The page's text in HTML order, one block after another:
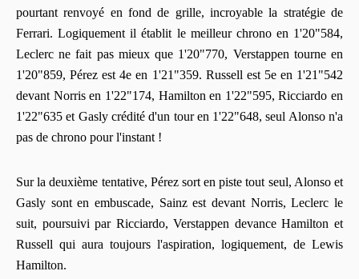
pourtant renvoyé en fond de grille, incroyable la stratégie de
Ferrari. Logiquement il établit le meilleur chrono en 1'20"584,
Leclerc ne fait pas mieux que 1'20"770, Verstappen tourne en
1'20"859, Pérez est 4e en 1'21"359. Russell est 5e en 1'21"542
devant Norris en 1'22"174, Hamilton en 1'22"595, Ricciardo en
1'22"635 et Gasly crédité d'un tour en 1'22"648, seul Alonso n'a
pas de chrono pour l'instant !
Sur la deuxième tentative, Pérez sort en piste tout seul, Alonso et
Gasly sont en embuscade, Sainz est devant Norris, Leclerc le
suit, poursuivi par Ricciardo, Verstappen devance Hamilton et
Russell qui aura toujours l'aspiration, logiquement, de Lewis
Hamilton.